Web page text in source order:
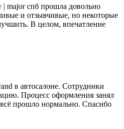
major спб прошла довольно
и отзывчивые, но некоторые
В целом, впечатление
в автосалоне. Сотрудники
Процесс оформления занял
прошло нормально. Спасибо